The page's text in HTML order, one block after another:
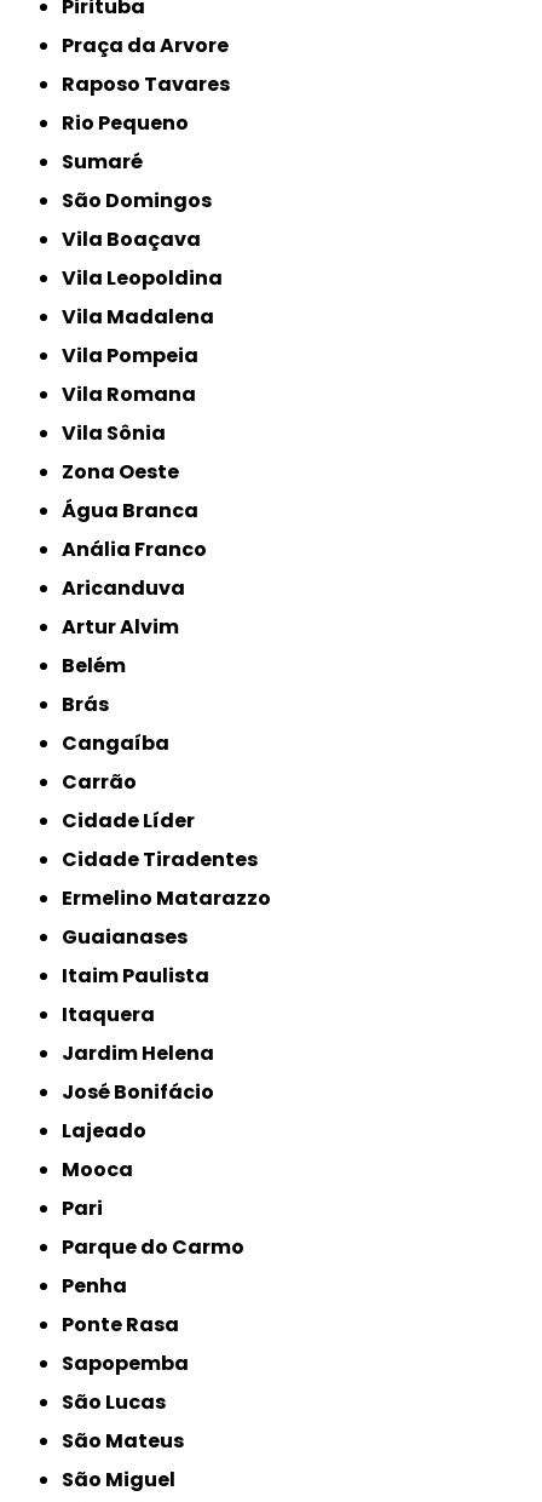
Pirituba
Praça da Arvore
Raposo Tavares
Rio Pequeno
Sumaré
São Domingos
Vila Boaçava
Vila Leopoldina
Vila Madalena
Vila Pompeia
Vila Romana
Vila Sônia
Zona Oeste
Água Branca
Anália Franco
Aricanduva
Artur Alvim
Belém
Brás
Cangaíba
Carrão
Cidade Líder
Cidade Tiradentes
Ermelino Matarazzo
Guaianases
Itaim Paulista
Itaquera
Jardim Helena
José Bonifácio
Lajeado
Mooca
Pari
Parque do Carmo
Penha
Ponte Rasa
Sapopemba
São Lucas
São Mateus
São Miguel